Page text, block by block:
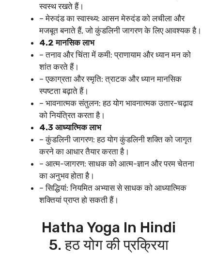
स्वस्थ रखते हैं।
– मेरुदंड का स्वास्थ्य: आसन मेरुदंड को लचीला और
मजबूत बनाते हैं, जो कुंडलिनी जागरण के लिए आवश्यक है।
4.2 मानसिक लाभ
– तनाव और चिंता में कमी: प्राणायाम और ध्यान मन को
शांत करते हैं।
– एकाग्रता और स्मृति: त्राटक और ध्यान मानसिक
स्पष्टता बढ़ाते हैं।
– भावनात्मक संतुलन: हठ योग भावनात्मक उतार-चढ़ाव
को नियंत्रित करता है।
4.3 आध्यात्मिक लाभ
– कुंडलिनी जागरण: हठ योग कुंडलिनी शक्ति को जागृत
करने का आधार तैयार करता है।
– आत्म-जागरण: साधक को आत्म-ज्ञान और परम चेतना
का अनुभव होता है।
– सिद्धियां: नियमित अभ्यास से साधक को आध्यात्मिक
शक्तियां प्राप्त हो सकती हैं।
Hatha Yoga In Hindi
5. हठ योग की प्रक्रिया